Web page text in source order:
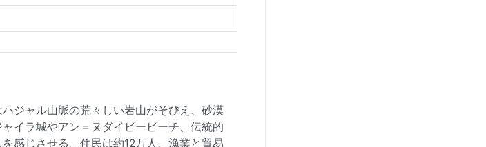
ジャル山脈の荒々しい岩山がそびえ、砂漠
イラ城やアン＝ヌダイビービーチ、伝統的
感じさせる。住民は約12万人、漁業と貿易